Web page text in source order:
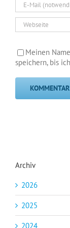
Meinen
speichern, bis
Archiv
2026
2025
2024